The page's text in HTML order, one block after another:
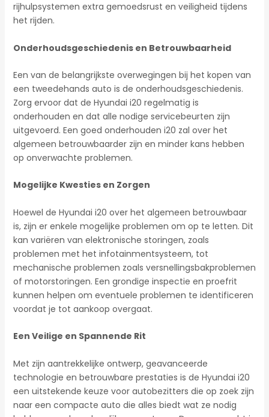
rijhulpsystemen extra gemoedsrust en veiligheid tijdens
het rijden.
Onderhoudsgeschiedenis en Betrouwbaarheid
Een van de belangrijkste overwegingen bij het kopen van
een tweedehands auto is de onderhoudsgeschiedenis.
Zorg ervoor dat de Hyundai i20 regelmatig is
onderhouden en dat alle nodige servicebeurten zijn
uitgevoerd. Een goed onderhouden i20 zal over het
algemeen betrouwbaarder zijn en minder kans hebben
op onverwachte problemen.
Mogelijke Kwesties en Zorgen
Hoewel de Hyundai i20 over het algemeen betrouwbaar
is, zijn er enkele mogelijke problemen om op te letten. Dit
kan variëren van elektronische storingen, zoals
problemen met het infotainmentsysteem, tot
mechanische problemen zoals versnellingsbakproblemen
of motorstoringen. Een grondige inspectie en proefrit
kunnen helpen om eventuele problemen te identificeren
voordat je tot aankoop overgaat.
Een Veilige en Spannende Rit
Met zijn aantrekkelijke ontwerp, geavanceerde
technologie en betrouwbare prestaties is de Hyundai i20
een uitstekende keuze voor autobezitters die op zoek zijn
naar een compacte auto die alles biedt wat ze nodig